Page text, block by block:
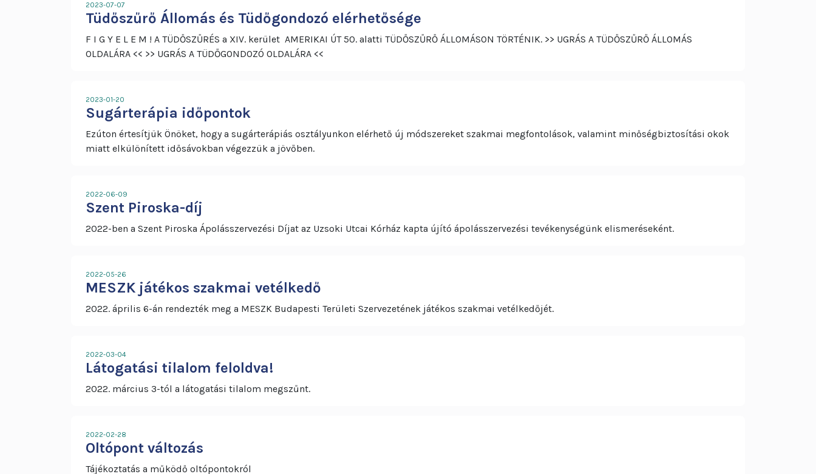
2023-07-07
Tüdőszűrő Állomás és Tüdőgondozó elérhetősége
F I G Y E L E M ! A TÜDŐSZŰRÉS a XIV. kerület AMERIKAI ÚT 50. alatti TÜDŐSZŰRŐ ÁLLOMÁSON TÖRTÉNIK. >> UGRÁS A TÜDŐSZŰRŐ ÁLLOMÁS
OLDALÁRA << >> UGRÁS A TÜDŐGONDOZÓ OLDALÁRA <<
2023-01-20
Sugárterápia időpontok
Ezúton értesítjük Önöket, hogy a sugárterápiás osztályunkon elérhető új módszereket szakmai megfontolások, valamint minőségbiztosítási okok
miatt elkülönített idősávokban végezzük a jövőben.
2022-06-09
Szent Piroska-díj
2022-ben a Szent Piroska Ápolásszervezési Díjat az Uzsoki Utcai Kórház kapta újító ápolásszervezési tevékenységünk elismeréseként.
2022-05-26
MESZK játékos szakmai vetélkedő
2022. április 6-án rendezték meg a MESZK Budapesti Területi Szervezetének játékos szakmai vetélkedőjét.
2022-03-04
Látogatási tilalom feloldva!
2022. március 3-tól a látogatási tilalom megszűnt.
2022-02-28
Oltópont változás
Tájékoztatás a működő oltópontokról